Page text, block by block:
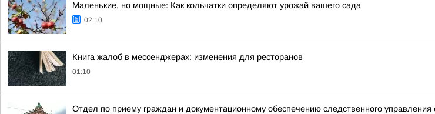
Маленькие, но мощные: Как кольчатки определяют урожай вашего сада
02:10
Книга жалоб в мессенджерах: изменения для ресторанов
01:10
Отдел по приему граждан и документационному обеспечению следственного